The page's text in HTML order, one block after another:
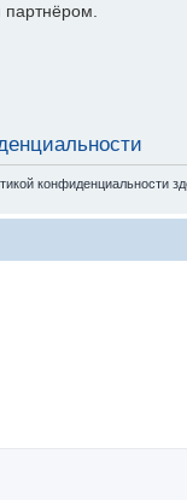
конфиденциальности